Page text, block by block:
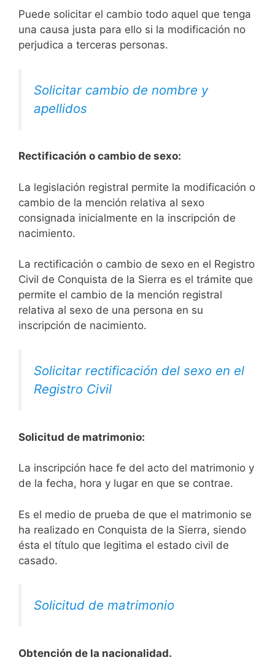
Puede solicitar el cambio todo aquel que tenga
una causa justa para ello si la modificación no
perjudica a terceras personas.
Solicitar cambio de nombre y
apellidos
Rectificación o cambio de sexo:
La legislación registral permite la modificación o
cambio de la mención relativa al sexo
consignada inicialmente en la inscripción de
nacimiento.
La rectificación o cambio de sexo en el Registro
Civil de Conquista de la Sierra es el trámite que
permite el cambio de la mención registral
relativa al sexo de una persona en su
inscripción de nacimiento.
Solicitar rectificación del sexo en el
Registro Civil
Solicitud de matrimonio:
La inscripción hace fe del acto del matrimonio y
de la fecha, hora y lugar en que se contrae.
Es el medio de prueba de que el matrimonio se
ha realizado en Conquista de la Sierra, siendo
ésta el título que legitima el estado civil de
casado.
Solicitud de matrimonio
Obtención de la nacionalidad.